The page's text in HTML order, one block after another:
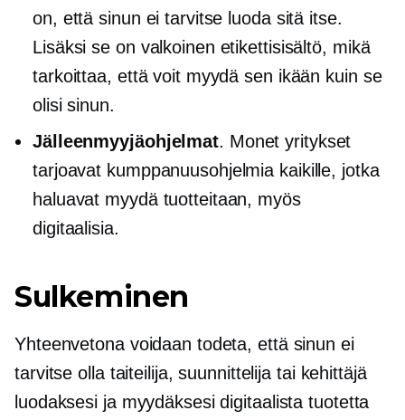
on, että sinun ei tarvitse luoda sitä itse.
Lisäksi se on valkoinen etikettisisältö, mikä
tarkoittaa, että voit myydä sen ikään kuin se
olisi sinun.
Jälleenmyyjäohjelmat. Monet yritykset
tarjoavat kumppanuusohjelmia kaikille, jotka
haluavat myydä tuotteitaan, myös
digitaalisia.
Sulkeminen
Yhteenvetona voidaan todeta, että sinun ei
tarvitse olla taiteilija, suunnittelija tai kehittäjä
luodaksesi ja myydäksesi digitaalista tuotetta